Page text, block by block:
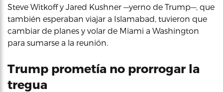
Steve Witkoff y Jared Kushner —yerno de Trump—, que
también esperaban viajar a Islamabad, tuvieron que
cambiar de planes y volar de Miami a Washington
para sumarse a la reunión.
Trump prometía no prorrogar la
tregua